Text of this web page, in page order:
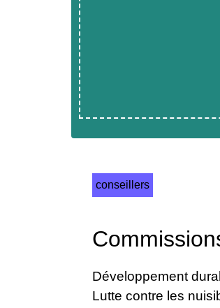
conseillers
Développement
Lutte contre les